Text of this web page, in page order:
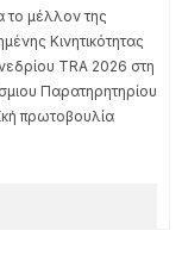
και
με τη